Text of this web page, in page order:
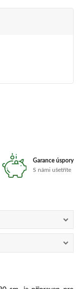
Garance úspory
S námi ušetříte